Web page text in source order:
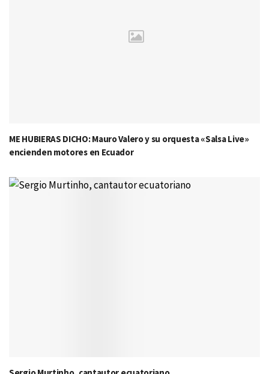
ME HUBIERAS DICHO: Mauro Valero y su orquesta «Salsa Live»
encienden motores en Ecuador